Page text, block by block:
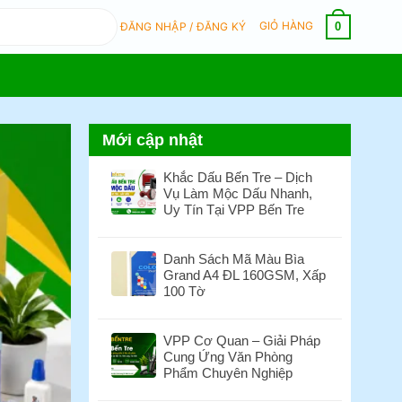
ĐĂNG NHẬP / ĐĂNG KÝ GIỎ HÀNG 0
Mới cập nhật
Khắc Dấu Bến Tre – Dịch
Vụ Làm Mộc Dấu Nhanh,
Uy Tín Tại VPP Bến Tre
bình
luận
ở
Bến
Tre
–
Danh Sách Mã Màu Bìa
Grand A4 ĐL 160GSM, Xấp
100 Tờ
bình
luận
ở
VPP Cơ Quan – Giải Pháp
Cung Ứng Văn Phòng
Phẩm Chuyên Nghiệp